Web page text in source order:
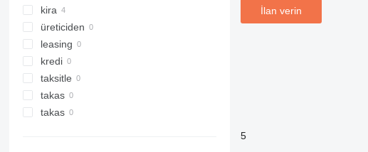
kira
üreticiden
leasing
kredi
taksitle
takas
takas
İlan verin
5